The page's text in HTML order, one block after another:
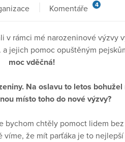
Komentáře 4
v rámci mé narozeninové výzvy
jejich pomoc opuštěným
moc vděčná!
Na oslavu to letos bohužel
místo toho do nové výzvy?
bychom chtěly pomoct lidem
víme, že mít parťáka je to